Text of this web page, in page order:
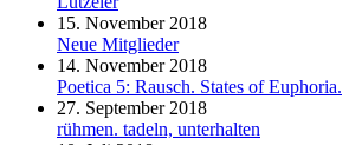
15. November 2018
Neue Mitglieder
14. November 2018
Poetica 5: Rausch. States of Euphoria.
27. September 2018
rühmen. tadeln, unterhalten